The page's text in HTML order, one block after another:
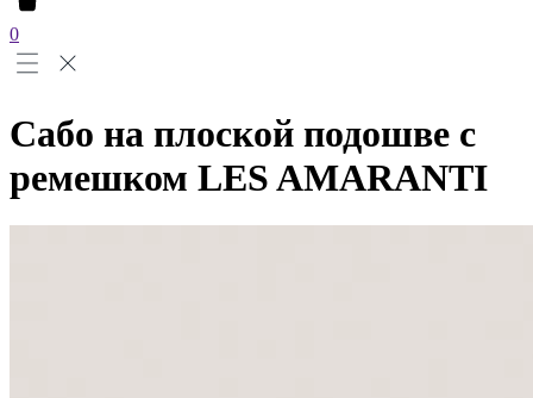
0
Сабо на плоской подошве с
ремешком LES AMARANTI